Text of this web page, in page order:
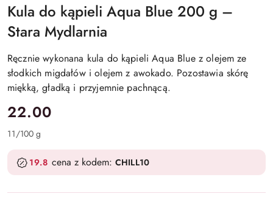
Kula do kąpieli Aqua Blue 200 g –
Stara Mydlarnia
Ręcznie wykonana kula do kąpieli Aqua Blue z olejem ze
słodkich migdałów i olejem z awokado. Pozostawia skórę
miękką, gładką i przyjemnie pachnącą.
cena:
22.00
11/100 g
19.8 cena z kodem: CHILL10